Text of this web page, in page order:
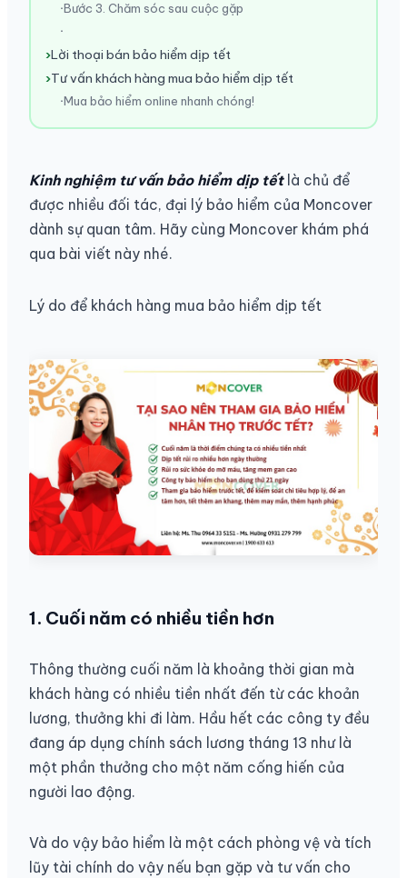
Bước 3. Chăm sóc sau cuộc gặp
Lời thoại bán bảo hiểm dịp tết
Tư vấn khách hàng mua bảo hiểm dịp tết
Mua bảo hiểm online nhanh chóng!
Kinh nghiệm tư vấn bảo hiểm dịp tết là chủ để
được nhiều đối tác, đại lý bảo hiểm của Moncover
dành sự quan tâm. Hãy cùng Moncover khám phá
qua bài viết này nhé.
Lý do để khách hàng mua bảo hiểm dịp tết
1. Cuối năm có nhiều tiền hơn
Thông thường cuối năm là khoảng thời gian mà
khách hàng có nhiều tiền nhất đến từ các khoản
lương, thưởng khi đi làm. Hầu hết các công ty đều
đang áp dụng chính sách lương tháng 13 như là
một phần thưởng cho một năm cống hiến của
người lao động.
Và do vậy bảo hiểm là một cách phòng vệ và tích
lũy tài chính do vậy nếu bạn gặp và tư vấn cho